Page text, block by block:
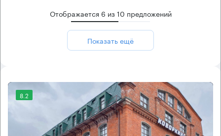
Отображается 6 из10 предложений
Показать ещё
8.2